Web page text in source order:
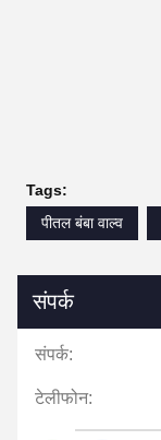
Tags:
पीतल बंबा वाल्व
संपर्क
संपर्क:
टेलीफोन: